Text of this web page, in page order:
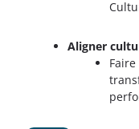
Aligner